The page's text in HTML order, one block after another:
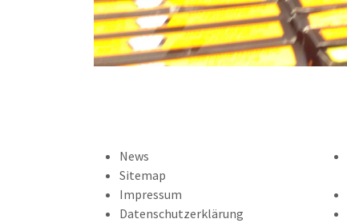
News
Sitemap
Impressum
Datenschutzerklärung